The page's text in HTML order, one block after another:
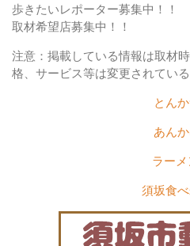
歩きたいレポーター募集中！！
取材希望店募集中！！
注意：掲載している情報は取材
格、サービス等は変更されている
とん
あん
ラーメ
須坂食